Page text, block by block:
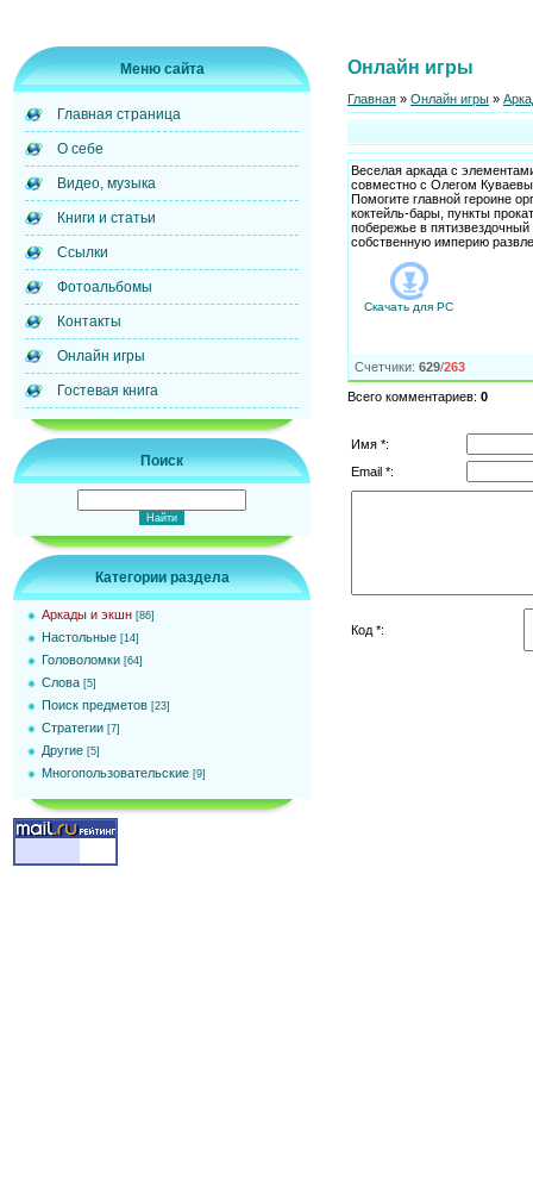
Меню сайта
Главная страница
О себе
Видео, музыка
Книги и статьи
Ссылки
Фотоальбомы
Контакты
Онлайн игры
Гостевая книга
Поиск
Категории раздела
Аркады и экшн [86]
Настольные [14]
Головоломки [64]
Слова [5]
Поиск предметов [23]
Стратегии [7]
Другие [5]
Многопользовательские [9]
Онлайн игры
Главная » Онлайн игры »
Веселая аркада с
совместно с Олегом
Помогите главной героине
коктейль-бары, пункты
побережье в
собственную империю
Скачать для PC
Счетчики: 629/263
Всего комментариев: 0
Имя *:
Email *:
Код *: